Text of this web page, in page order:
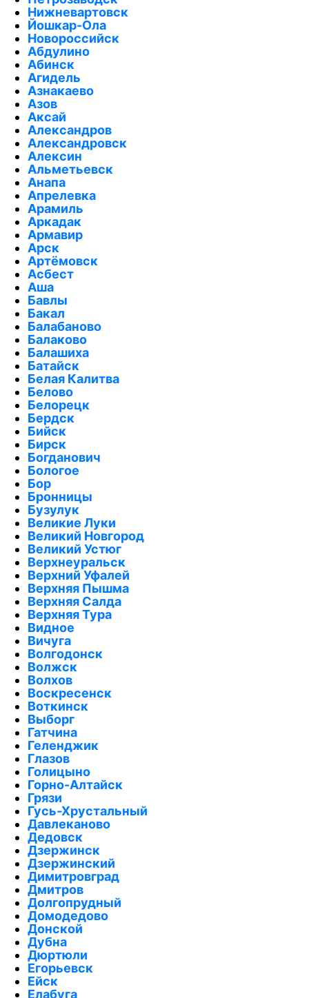
Нижневартовск
Йошкар-Ола
Новороссийск
Абдулино
Абинск
Агидель
Азнакаево
Азов
Аксай
Александров
Александровск
Алексин
Альметьевск
Анапа
Апрелевка
Арамиль
Аркадак
Армавир
Арск
Артёмовск
Асбест
Аша
Бавлы
Бакал
Балабаново
Балаково
Балашиха
Батайск
Белая Калитва
Белово
Белорецк
Бердск
Бийск
Бирск
Богданович
Бологое
Бор
Бронницы
Бузулук
Великие Луки
Великий Новгород
Великий Устюг
Верхнеуральск
Верхний Уфалей
Верхняя Пышма
Верхняя Салда
Верхняя Тура
Видное
Вичуга
Волгодонск
Волжск
Волхов
Воскресенск
Воткинск
Выборг
Гатчина
Геленджик
Глазов
Голицыно
Горно-Алтайск
Грязи
Гусь-Хрустальный
Давлеканово
Дедовск
Дзержинск
Дзержинский
Димитровград
Дмитров
Долгопрудный
Домодедово
Донской
Дубна
Дюртюли
Егорьевск
Ейск
Елабуга